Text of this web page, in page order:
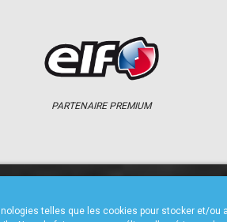
telles que les cookies pour stocker et/ou
PARTENAIRE PREMIUM
CHAMPIONNAT